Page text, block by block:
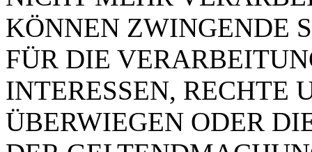
KÖNNEN ZWINGENDE
FÜR DIE
INTERESSEN, RECHTE
ÜBERWIEGEN ODER